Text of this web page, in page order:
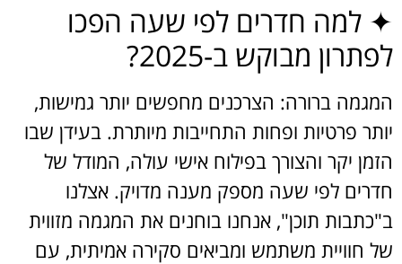
✦ למה חדרים לפי שעה הפכו
לפתרון מבוקש ב-2025?
המגמה ברורה: הצרכנים מחפשים יותר גמישות,
יותר פרטיות ופחות התחייבות מיותרת. בעידן שבו
הזמן יקר והצורך בפילוח אישי עולה, המודל של
חדרים לפי שעה מספק מענה מדויק. אצלנו
ב"כתבות תוכן", אנחנו בוחנים את המגמה מזווית
של חוויית משתמש ומביאים סקירה אמיתית, עם